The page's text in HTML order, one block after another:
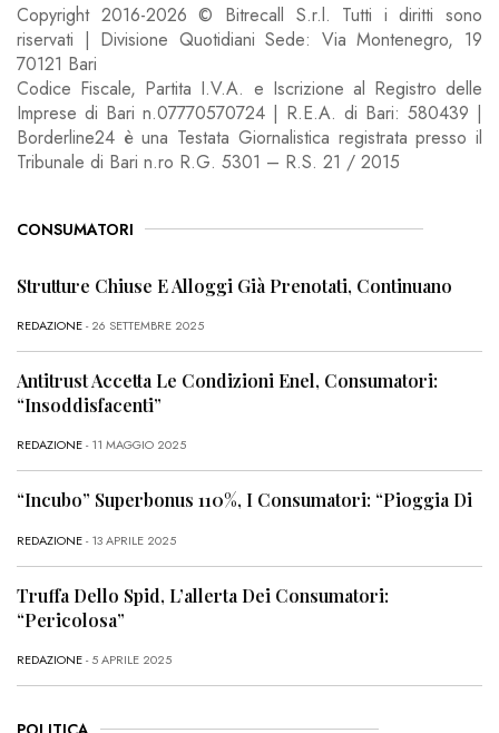
Copyright 2016-2026 © Bitrecall S.r.l. Tutti i diritti sono
riservati | Divisione Quotidiani Sede: Via Montenegro, 19
70121 Bari
Codice Fiscale, Partita I.V.A. e Iscrizione al Registro delle
Imprese di Bari n.07770570724 | R.E.A. di Bari: 580439 |
Borderline24 è una Testata Giornalistica registrata presso il
Tribunale di Bari n.ro R.G. 5301 – R.S. 21 / 2015
CONSUMATORI
Strutture Chiuse E Alloggi Già Prenotati, Continuano
REDAZIONE- 26 SETTEMBRE 2025
Antitrust Accetta Le Condizioni Enel, Consumatori:
“Insoddisfacenti”
REDAZIONE- 11 MAGGIO 2025
“Incubo” Superbonus 110%, I Consumatori: “Pioggia Di
REDAZIONE- 13 APRILE 2025
Truffa Dello Spid, L’allerta Dei Consumatori:
“Pericolosa”
REDAZIONE- 5 APRILE 2025